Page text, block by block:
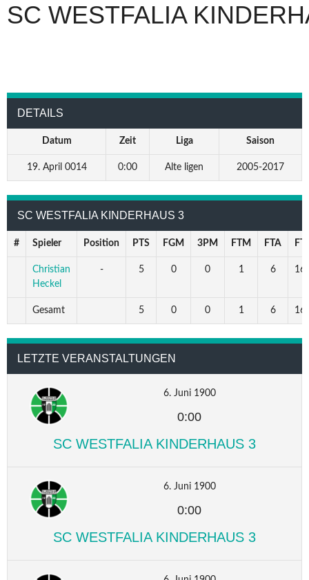
SC WESTFALIA
DETAILS
Datum Zeit Liga Saison
19. April 0014 0:00 Alte ligen 2005-2017
SC WESTFALIA KINDERHAUS 3
# Spieler Position PTS FGM 3PM FTM FTA
Christian
Heckel
- 5 0 0 1 6
Gesamt 5 0 0 1 6
LETZTE VERANSTALTUNGEN
6. Juni 1900
0:00
SC WESTFALIA KINDERHAUS 3
6. Juni 1900
0:00
SC WESTFALIA KINDERHAUS 3